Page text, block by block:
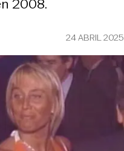
2008.
24 ABRIL 2025